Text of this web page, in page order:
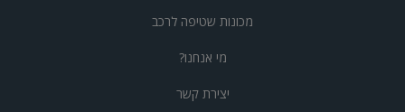
מכונות שטיפה לרכב
מי אנחנו?
יצירת קשר